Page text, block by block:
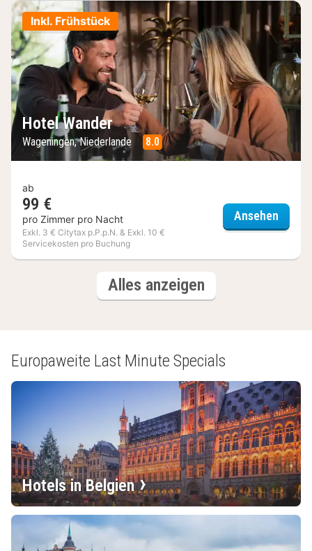
Inkl. Frühstück
Hotel Wander
Wageningen, Niederlande 8.0
ab
99 €
pro Zimmer pro Nacht
Exkl. 3 € Citytax p.P.p.N. & Exkl. 10 €
Servicekosten pro Buchung
Ansehen
Alles anzeigenHotels
Europaweite Last Minute Specials
Hotels in Belgien